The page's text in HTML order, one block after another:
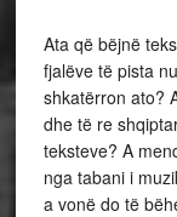
Ata që bëjnë
fjalëve të pista
shkatërron ato?
dhe të re
teksteve? A
nga tabani i
a vonë do të